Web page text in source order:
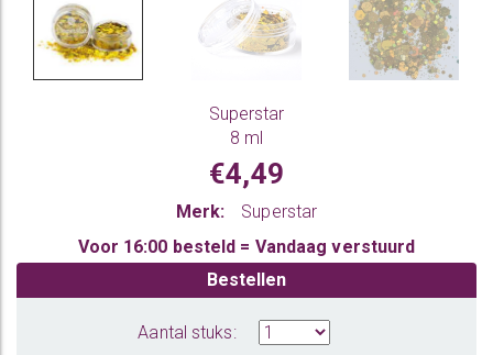
Superstar
8 ml
€4,49
Merk:
Superstar
Voor 16:00 besteld = Vandaag verstuurd
Bestellen
Aantal stuks: